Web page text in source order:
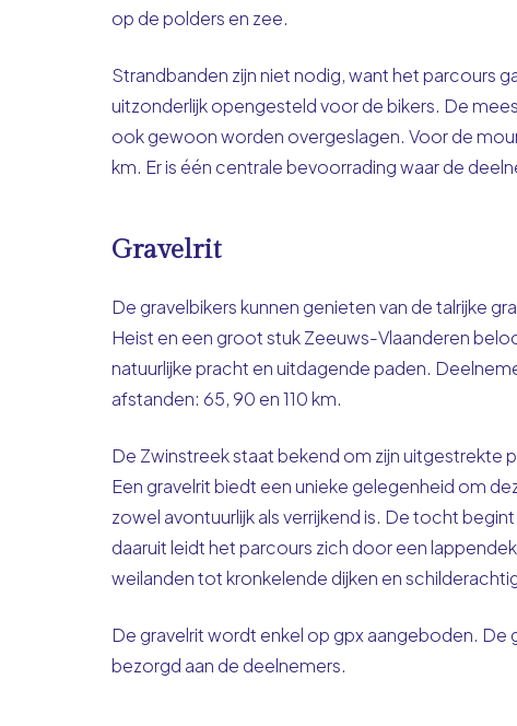
op de polders en zee.
Strandbanden zijn niet nodig, want het parcours
uitzonderlijk opengesteld voor de bikers. De
ook gewoon worden overgeslagen. Voor de
km. Er is één centrale bevoorrading waar de
Gravelrit
De gravelbikers kunnen genieten van de talrijke
Heist en een groot stuk Zeeuws-Vlaanderen
natuurlijke pracht en uitdagende paden.
afstanden: 65, 90 en 110 km.
De Zwinstreek staat bekend om zijn uitgestrekte
Een gravelrit biedt een unieke gelegenheid om
zowel avontuurlijk als verrijkend is. De tocht
daaruit leidt het parcours zich door een
weilanden tot kronkelende dijken en
De gravelrit wordt enkel op gpx aangeboden.
bezorgd aan de deelnemers.